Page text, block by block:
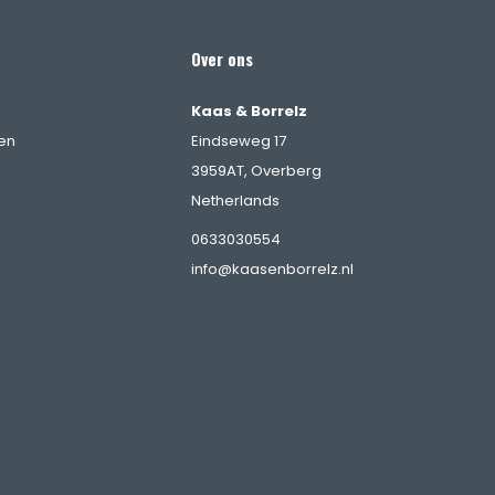
Over ons
Kaas & Borrelz
Eindseweg 17
3959AT, Overberg
Netherlands
0633030554
info@kaasenborrelz.nl